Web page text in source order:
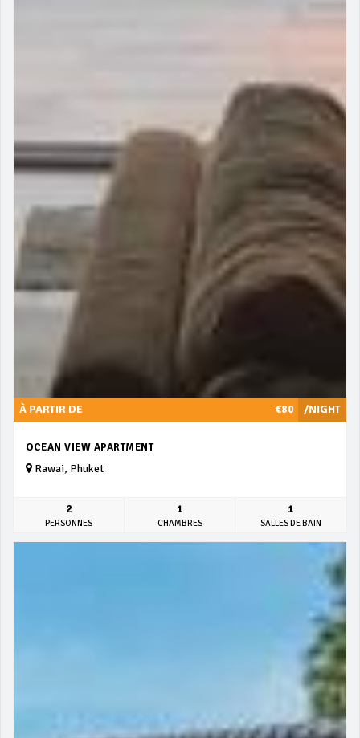
/NIGHT
À PARTIR DE €80
OCEAN VIEW APARTMENT
Rawai, Phuket
2
PERSONNES
1
CHAMBRES
1
SALLES DE BAIN